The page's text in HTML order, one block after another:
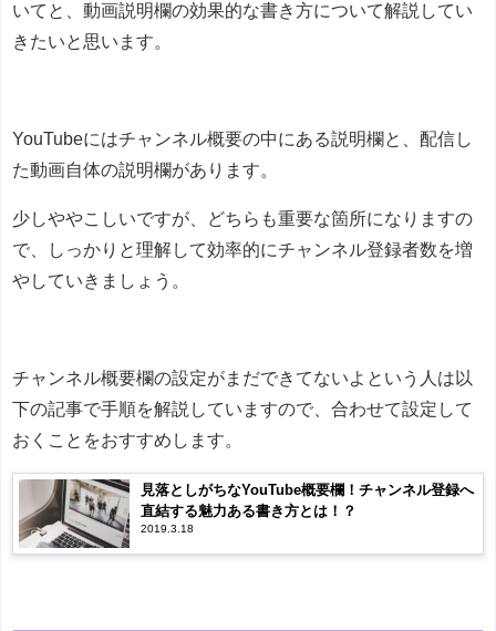
いてと、動画説明欄の効果的な書き方について解説してい
きたいと思います。
YouTubeにはチャンネル概要の中にある説明欄と、配信し
た動画自体の説明欄があります。
少しややこしいですが、どちらも重要な箇所になりますの
で、しっかりと理解して効率的にチャンネル登録者数を増
やしていきましょう。
チャンネル概要欄の設定がまだできてないよという人は以
下の記事で手順を解説していますので、合わせて設定して
おくことをおすすめします。
見落としがちなYouTube概要欄！チャンネル登録へ
直結する魅力ある書き方とは！？
2019.3.18